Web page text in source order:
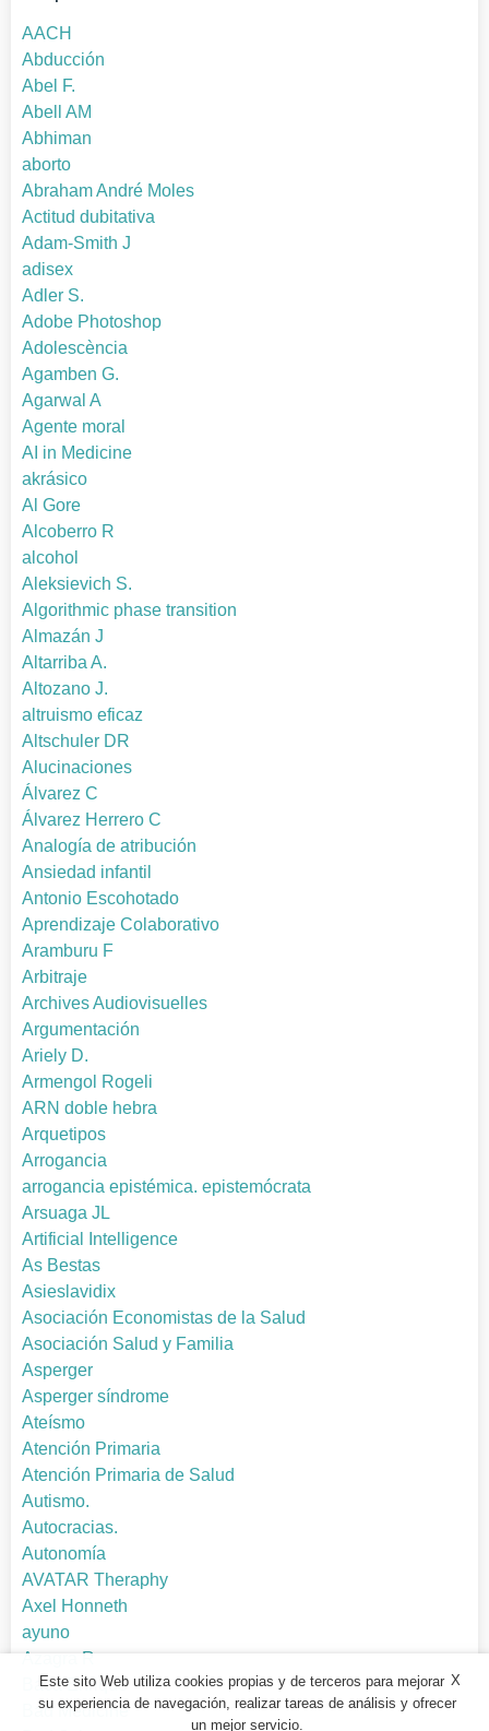
AACH
Abducción
Abel F.
Abell AM
Abhiman
aborto
Abraham André Moles
Actitud dubitativa
Adam-Smith J
adisex
Adler S.
Adobe Photoshop
Adolescència
Agamben G.
Agarwal A
Agente moral
AI in Medicine
akrásico
Al Gore
Alcoberro R
alcohol
Aleksievich S.
Algorithmic phase transition
Almazán J
Altarriba A.
Altozano J.
altruismo eficaz
Altschuler DR
Alucinaciones
Álvarez C
Álvarez Herrero C
Analogía de atribución
Ansiedad infantil
Antonio Escohotado
Aprendizaje Colaborativo
Aramburu F
Arbitraje
Archives Audiovisuelles
Argumentación
Ariely D.
Armengol Rogeli
ARN doble hebra
Arquetipos
Arrogancia
arrogancia epistémica. epistemócrata
Arsuaga JL
Artificial Intelligence
As Bestas
Asieslavidix
Asociación Economistas de la Salud
Asociación Salud y Familia
Asperger
Asperger síndrome
Ateísmo
Atención Primaria
Atención Primaria de Salud
Autismo.
Autocracias.
Autonomía
AVATAR Theraphy
Axel Honneth
ayuno
Azagra R
Baca Enrique
Bad Medicine
X
Este sito Web utiliza cookies propias y de terceros para mejorar
su experiencia de navegación, realizar tareas de análisis y ofrecer
un mejor servicio.